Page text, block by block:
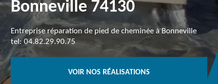
Bonneville 74130
Entreprise réparation de pied de cheminée à Bonneville
tel: 04.82.29.90.75
VOIR NOS RÉALISATIONS